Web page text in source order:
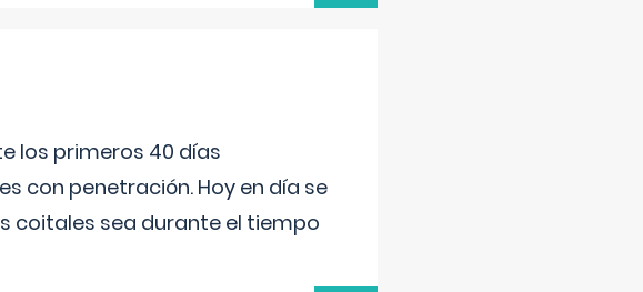
los primeros 40 días
con penetración. Hoy en día se
coitales sea durante el tiempo